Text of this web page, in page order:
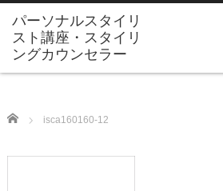
Home isca160160-12